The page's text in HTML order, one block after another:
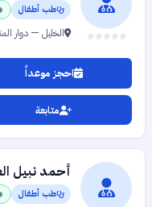
طب أطفال
الخليل — دوار
احجز موعداً
متابعة
أحمد نبيل
طب أطفال